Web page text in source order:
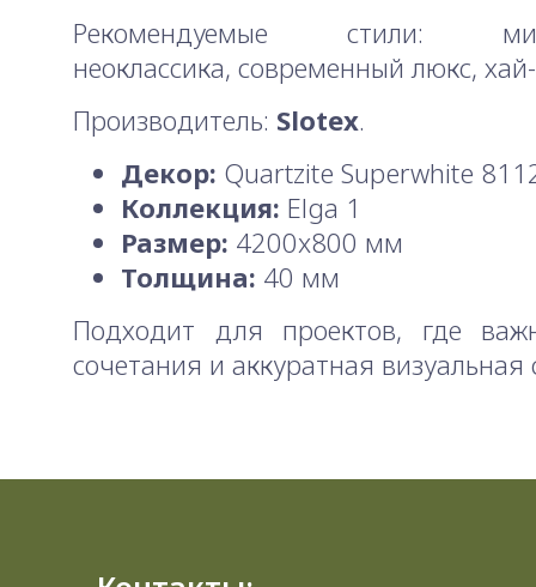
Рекомендуемые стили:
неоклассика, современный люкс,
Производитель: Slotex.
Декор: Quartzite Superwhite
Коллекция: Elga 1
Размер: 4200x800 мм
Толщина: 40 мм
Подходит для проектов, где
сочетания и аккуратная визуальная